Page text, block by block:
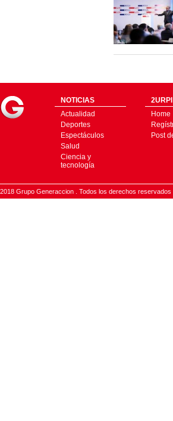
NOTICIAS
Actualidad
Deportes
Espectáculos
Salud
Ciencia y
tecnología
2URPI
Home
Post
2018 Grupo Generaccion . Todos los derechos